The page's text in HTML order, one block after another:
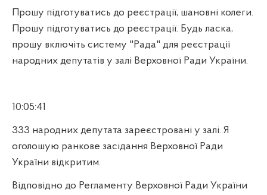
Прошу підготуватись до реєстрації, шановні колеги.
Прошу підготуватись до реєстрації. Будь ласка,
прошу включіть систему "Рада" для реєстрації
народних депутатів у залі Верховної Ради України.
10:05:41
333 народних депутата зареєстровані у залі. Я
оголошую ранкове засідання Верховної Ради
України відкритим.
Відповідно до Регламенту Верховної Ради України